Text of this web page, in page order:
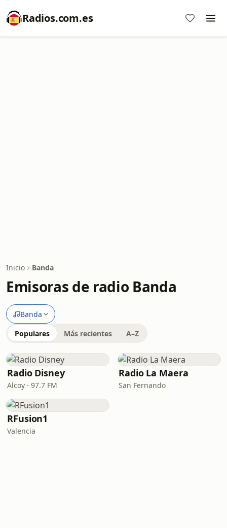
Radios.com.es
Inicio Banda
Emisoras de radio Banda
Banda
Populares Más recientes A–Z
Radio Disney
Alcoy · 97.7 FM
Radio La Maera
San Fernando
RFusion1
Valencia